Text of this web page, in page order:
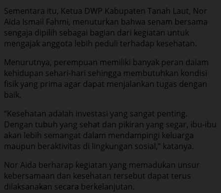
Sementara itu, Ketua DWP Kabupaten Tanah Laut, Nor
Aida Ismail Fahmi, menuturkan bahwa senam bersama
sengaja dipilih sebagai bagian dari kegiatan untuk
mengajak anggota lebih peduli terhadap kesehatan.
Menurutnya, perempuan memiliki banyak peran dalam
kehidupan sehari-hari sehingga membutuhkan kondisi
fisik yang prima agar dapat menjalankan tugas dengan
baik.
“Kesehatan adalah investasi yang sangat penting.
Dengan tubuh yang sehat dan pikiran yang segar, ibu-ibu
akan lebih semangat dalam mendampingi keluarga
maupun beraktivitas di lingkungan sosial,” katanya.
Nor Aida berharap kegiatan yang memadukan unsur
kebersamaan dan kesehatan tersebut dapat terus
dilaksanakan secara berkelanjutan.